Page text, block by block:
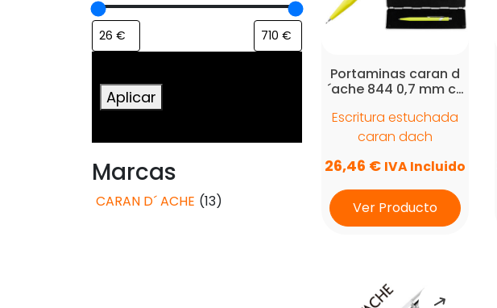
Aplicar
Marcas
CARAN D´ ACHE (13)
Portaminas caran d
´ache 844 0,7 mm c…
Escritura estuchada
caran dach
26,46 € IVA Incluido
Ver Producto